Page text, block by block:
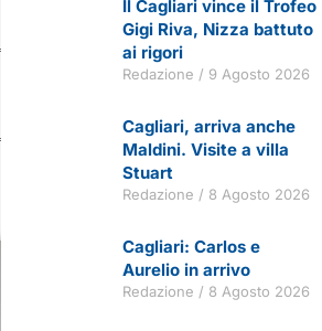
Il Cagliari vince il Trofeo
Gigi Riva, Nizza battuto
ai rigori
Redazione 9 Agosto 2026
Cagliari, arriva anche
Maldini. Visite a villa
Stuart
Redazione 8 Agosto 2026
Cagliari: Carlos e
Aurelio in arrivo
Redazione 8 Agosto 2026